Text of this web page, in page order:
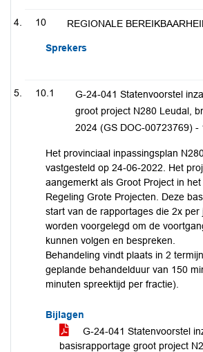
10 REGIONALE
Sprekers
10.1
G-24-041 Statenvoorstel
groot project N280 Leudal,
2024 (GS DOC-00723769) -
Het provinciaal inpassingsplan
vastgesteld op 24-06-2022. Het
aangemerkt als Groot Project in
Regeling Grote Projecten. Deze
start van de rapportages die 2x per
worden voorgelegd om de
kunnen volgen en bespreken.
Behandeling vindt plaats in 2
geplande behandelduur van 150
minuten spreektijd per fractie).
Bijlagen
G-24-041 Statenvoorstel
basisrapportage groot project